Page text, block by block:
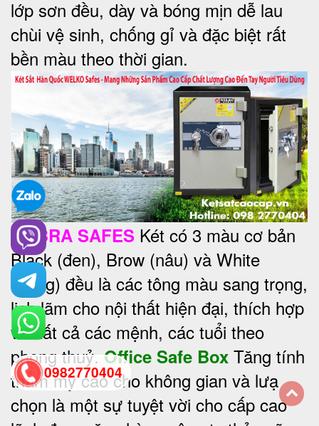
lớp sơn đều, dày và bóng mịn dễ lau
chùi vệ sinh, chống gỉ và đặc biệt rất
bền màu theo thời gian.
COBRA SAFES Két có 3 màu cơ bản
Black (đen), Brow (nâu) và White
(trắng) đều là các tông màu sang trọng,
lịch lãm cho nội thất hiện đại, thích hợp
với tất cả các mệnh, các tuổi theo
phong thuỷ. Office Safe Box Tăng tính
thẩm mỹ cao cho không gian và lưạ
chọn là một sự tuyệt vời cho cấp cao
0982770404
back